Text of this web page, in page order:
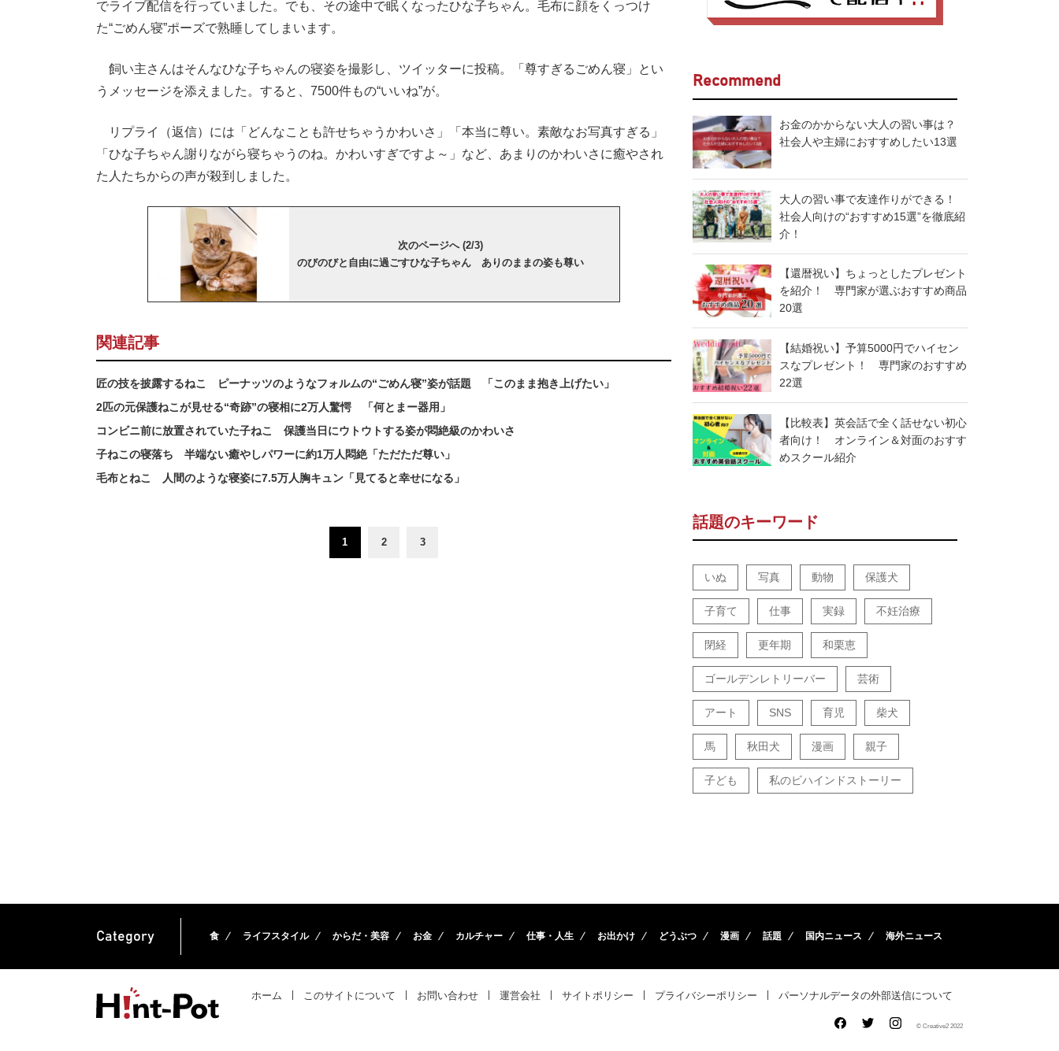
でライブ配信を行っていました。でも、その途中で眠くなったひな子ちゃん。毛布に顔をくっつけ
た“ごめん寝”ポーズで熟睡してしまいます。
飼い主さんはそんなひな子ちゃんの寝姿を撮影し、ツイッターに投稿。「尊すぎるごめん寝」とい
うメッセージを添えました。すると、7500件もの“いいね”が。
リプライ（返信）には「どんなことも許せちゃうかわいさ」「本当に尊い。素敵なお写真すぎる」
「ひな子ちゃん謝りながら寝ちゃうのね。かわいすぎですよ～」など、あまりのかわいさに癒やされ
た人たちからの声が殺到しました。
次のページへ (2/3)
のびのびと自由に過ごすひな子ちゃん ありのままの姿も尊い
関連記事
匠の技を披露するねこ ピーナッツのようなフォルムの“ごめん寝”姿が話題 「このまま抱き上げたい」
2匹の元保護ねこが見せる“奇跡”の寝相に2万人驚愕 「何とまー器用」
コンビニ前に放置されていた子ねこ 保護当日にウトウトする姿が悶絶級のかわいさ
子ねこの寝落ち 半端ない癒やしパワーに約1万人悶絶「ただただ尊い」
毛布とねこ 人間のような寝姿に7.5万人胸キュン「見てると幸せになる」
1 2 3
Recommend
お金のかからない大人の習い事は？
社会人や主婦におすすめしたい13選
大人の習い事で友達作りができる！
社会人向けの“おすすめ15選”を徹底紹
介！
【還暦祝い】ちょっとしたプレゼント
を紹介！ 専門家が選ぶおすすめ商品
20選
【結婚祝い】予算5000円でハイセン
スなプレゼント！ 専門家のおすすめ
22選
【比較表】英会話で全く話せない初心
者向け！ オンライン＆対面のおすす
めスクール紹介
話題のキーワード
いぬ 写真 動物 保護犬
子育て 仕事 実録 不妊治療
閉経 更年期 和栗恵
ゴールデンレトリーバー 芸術
アート SNS 育児 柴犬
馬 秋田犬 漫画 親子
子ども 私のビハインドストーリー
Category 食 ライフスタイル からだ・美容 お金 カルチャー 仕事・人生 お出かけ どうぶつ 漫画 話題 国内ニュース 海外ニュース
ホーム このサイトについて お問い合わせ 運営会社 サイトポリシー プライバシーポリシー パーソナルデータの外部送信について
© Creative2 2022